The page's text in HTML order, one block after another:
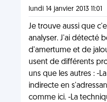
lundi 14 janvier 2013 11:01
Je trouve aussi que
analyser. J'ai détecté
d'amertume et de
usent de différents
uns que les autres : -
indirecte en
comme ici. -La